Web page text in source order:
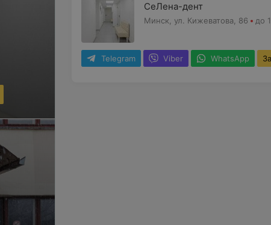
СеЛена-дент
Минск, ул. Кижеватова, 86 до
Telegram Viber WhatsApp